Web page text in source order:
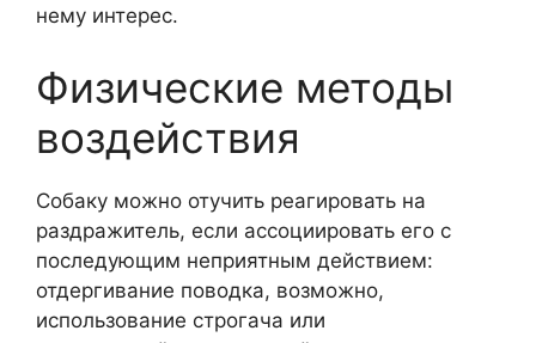
нему интерес.
Физические методы
воздействия
Собаку можно отучить реагировать на
раздражитель, если ассоциировать его с
последующим неприятным действием:
отдергивание поводка, возможно,
использование строгача или